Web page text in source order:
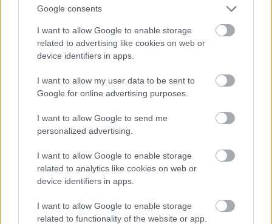
Google consents
I want to allow Google to enable storage
related to advertising like cookies on web or
device identifiers in apps.
I want to allow my user data to be sent to
Google for online advertising purposes.
I want to allow Google to send me
personalized advertising.
I want to allow Google to enable storage
related to analytics like cookies on web or
device identifiers in apps.
I want to allow Google to enable storage
related to functionality of the website or app.